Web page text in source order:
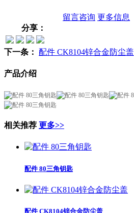
留言咨询 更多信息
分享：
下一条： 配件 CK8104锌合金防尘盖
产品介绍
相关推荐 更多>>
配件 80三角钥匙
配件 CK8104锌合金防尘盖